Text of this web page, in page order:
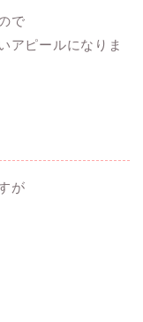
で
アピールになりま
が